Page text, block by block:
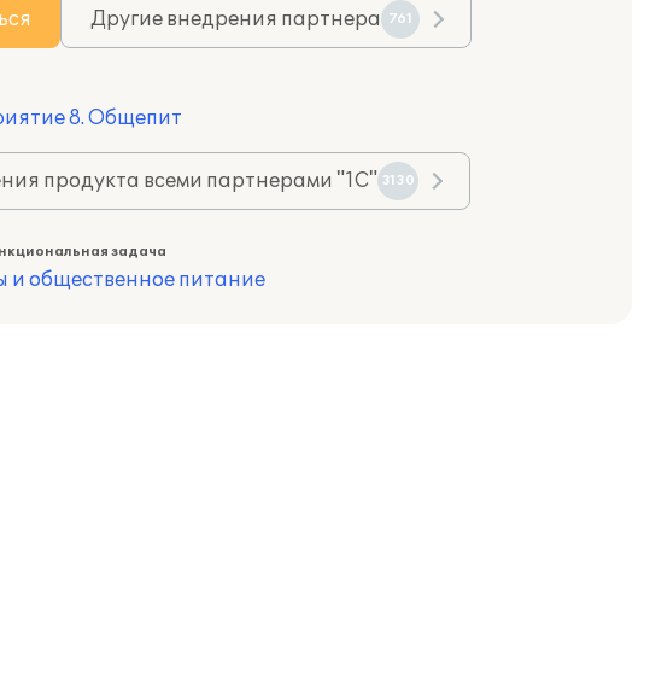
Другие внедрения партнера 761
8. Общепит
продукта всеми партнерами "1С" 3130
задача
и общественное питание